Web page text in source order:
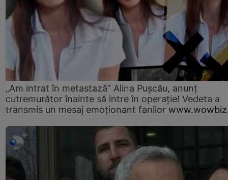
„Am intrat în metastază” Alina Pușcău, anunț
cutremurător înainte să intre în operație! Vedeta a
transmis un mesaj emoționant fanilor